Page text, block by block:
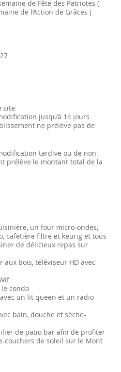
de Fête des Patriotes (
de l’Action de Grâces (
site.
jusqu’à 14 jours
ne prélève pas de
tardive ou de non-
prélève le montant total de la
un four micro-ondes,
cafetière filtre et keurig et tous
de délicieux repas sur
aux bois, téléviseur HD avec
condo
un lit queen et un radio-
bain, douche et sèche-
de patio bar afin de profiter
couchers de soleil sur le Mont